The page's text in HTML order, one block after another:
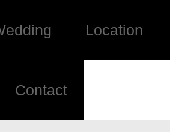
Location
Contact